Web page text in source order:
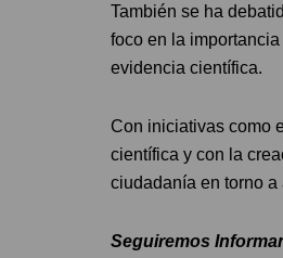
También se ha
foco en la
evidencia científica.
Con iniciativas como
científica y con la
ciudadanía en torno
Seguiremos